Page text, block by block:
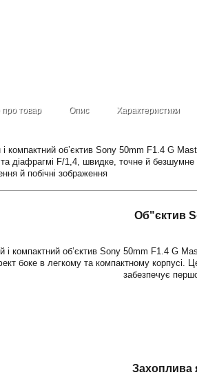
про товар Опис Характеристики
і компактний об’єктив Sony 50mm F1.4 G
та діафрагмі F/1,4, швидке, точне й
й побічні зображення
Об"єктив
і компактний об’єктив Sony 50mm F1.4 G
боке в легкому та компактному корпусі.
забезпечує
Захоплива